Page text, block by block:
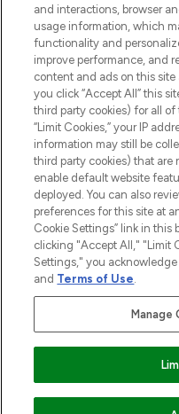
Do Not Sell
HILFE &
ÜBER
Pay Securely With
and interactions, browser
usage information, which
functionality and
improve performance, and
content and ads on this
you click “Accept All” this
third party cookies) for all
“Limit Cookies,” your IP
information may still be
third party cookies) that are
enable default website
deployed. You can also
preferences for this site at
Cookie Settings” link in this
clicking "Accept All," "Limit
Settings," you
and Terms of Use.